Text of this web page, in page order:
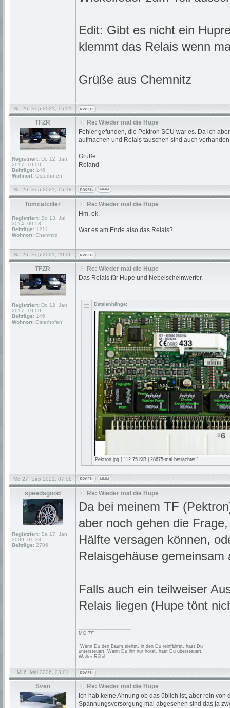
Edit: Gibt es nicht ein
klemmt das Relais wenn
Grüße aus Chemnitz
So 26. Sep 2021, 15:01
TFZR
Registriert: Do 12. Jan
2017, 10:00
Beiträge: 146
Wohnort: Osterhofen
Re: Wieder mal die Hupe
Fehler gefunden, die Pektron SCU war es. Da ich
aufmachen und Relais tauschen sind auch
Grüße
Roland
So 26. Sep 2021, 15:18
Tomcatciller
Registriert: So 13. Jul
2014, 00:58
Beiträge: 1211
Wohnort: Chemnitz
Re: Wieder mal die Hupe
Hm, ok.
War es am Ende also das Relais?
So 26. Sep 2021, 20:26
TFZR
Registriert: Do 12. Jan
2017, 10:00
Beiträge: 146
Wohnort: Osterhofen
Re: Wieder mal die Hupe
Das Relais für Hupe und Nebelscheinwerfer.
Dateianhänge:
Pektron.jpg [ 112.75 KiB | 28675-mal betrachtet ]
Mo 27. Sep 2021, 07:08
speedsgood
Registriert: Sa 17. Jan
2009, 01:33
Beiträge: 2706
Re: Wieder mal die Hupe
Da bei meinem TF
aber noch gehen die
Hälfte versagen können,
Relaisgehäuse gemeinsam
Falls auch ein teilweiser
Relais liegen (Hupe tönt
MG TF
"Wenn Du den Baum siehst, in den Du reinfährst, hast Du
untersteuert. Wenn Du ihn nur hörst, hast Du übersteuert."
Walter Röhrl
Mi 6. Mai 2026, 23:01
Sven
Re: Wieder mal die Hupe
Ich hab keine Ahnung ob das üblich ist, aber rein
Spannungsversorgung mal abgesehen sind das ja